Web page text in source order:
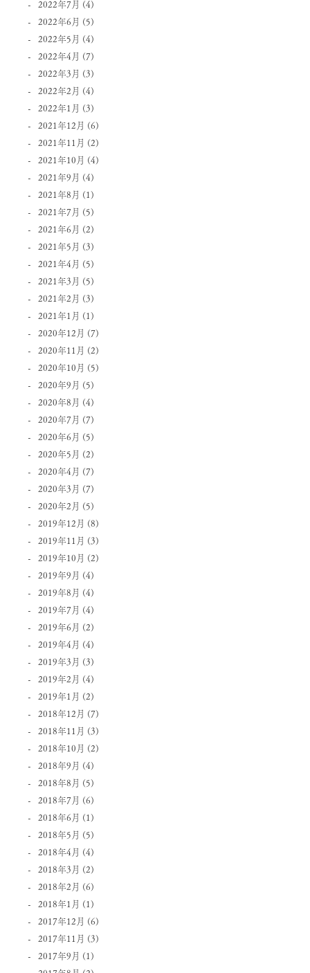
2022年7月 (4)
2022年6月 (5)
2022年5月 (4)
2022年4月 (7)
2022年3月 (3)
2022年2月 (4)
2022年1月 (3)
2021年12月 (6)
2021年11月 (2)
2021年10月 (4)
2021年9月 (4)
2021年8月 (1)
2021年7月 (5)
2021年6月 (2)
2021年5月 (3)
2021年4月 (5)
2021年3月 (5)
2021年2月 (3)
2021年1月 (1)
2020年12月 (7)
2020年11月 (2)
2020年10月 (5)
2020年9月 (5)
2020年8月 (4)
2020年7月 (7)
2020年6月 (5)
2020年5月 (2)
2020年4月 (7)
2020年3月 (7)
2020年2月 (5)
2019年12月 (8)
2019年11月 (3)
2019年10月 (2)
2019年9月 (4)
2019年8月 (4)
2019年7月 (4)
2019年6月 (2)
2019年4月 (4)
2019年3月 (3)
2019年2月 (4)
2019年1月 (2)
2018年12月 (7)
2018年11月 (3)
2018年10月 (2)
2018年9月 (4)
2018年8月 (5)
2018年7月 (6)
2018年6月 (1)
2018年5月 (5)
2018年4月 (4)
2018年3月 (2)
2018年2月 (6)
2018年1月 (1)
2017年12月 (6)
2017年11月 (3)
2017年9月 (1)